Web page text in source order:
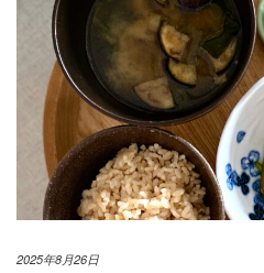
2025年8月26日